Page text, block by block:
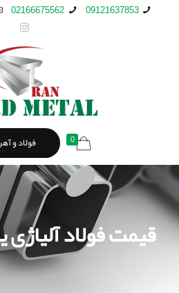
09121637853
02166675562
0 فولاد و
قیمت فولاد آلیاژی